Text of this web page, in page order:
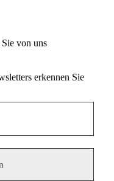
von uns
erkennen Sie